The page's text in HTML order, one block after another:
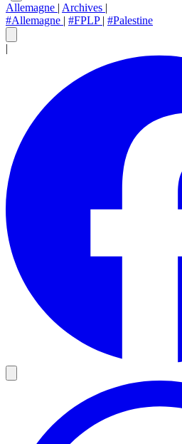
Allemagne | Archives |
#Allemagne | #FPLP | #Palestine
|